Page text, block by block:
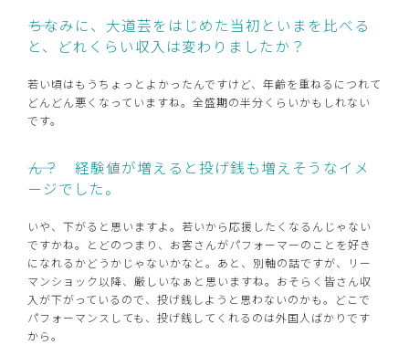
――ちなみに、大道芸をはじめた当初といまを比べる
と、どれくらい収入は変わりましたか？
若い頃はもうちょっとよかったんですけど、年齢を重ねるにつれて
どんどん悪くなっていますね。全盛期の半分くらいかもしれない
です。
――ん？ 経験値が増えると投げ銭も増えそうなイメ
ージでした。
いや、下がると思いますよ。若いから応援したくなるんじゃない
ですかね。とどのつまり、お客さんがパフォーマーのことを好き
になれるかどうかじゃないかなと。あと、別軸の話ですが、リー
マンショック以降、厳しいなぁと思いますね。おそらく皆さん収
入が下がっているので、投げ銭しようと思わないのかも。どこで
パフォーマンスしても、投げ銭してくれるのは外国人ばかりです
から。